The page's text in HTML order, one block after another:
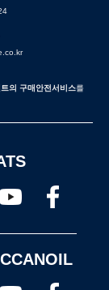
의 구매안전서비스를